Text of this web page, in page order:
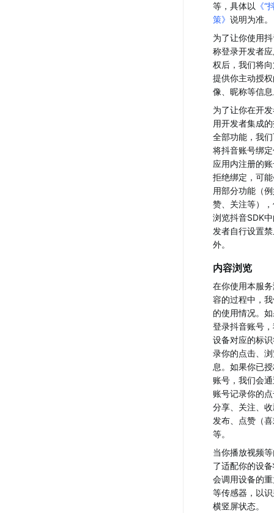
等，具体以 《“
策》 说明为准。
为了让你使用
称登录开发者
权后，我们将
提供你主动授
像、昵称等信
为了让你在开
用开发者集成
全部功能，我
将抖音账号绑
应用内注册的
拒绝绑定，可
用部分功能（
赞、关注等）
浏览抖音SDK
发者自行设置
外。
内容浏览
在你使用本服
容的过程中，
的使用情况。
登录抖音账号
设备对应的标
录你的点击、
息。如果你已
账号，我们会
账号记录你的
分享、关注、
发布、点赞（
等。
当你播放视频
了适配你的设
会调用设备的
等传感器，以
横竖屏状态。